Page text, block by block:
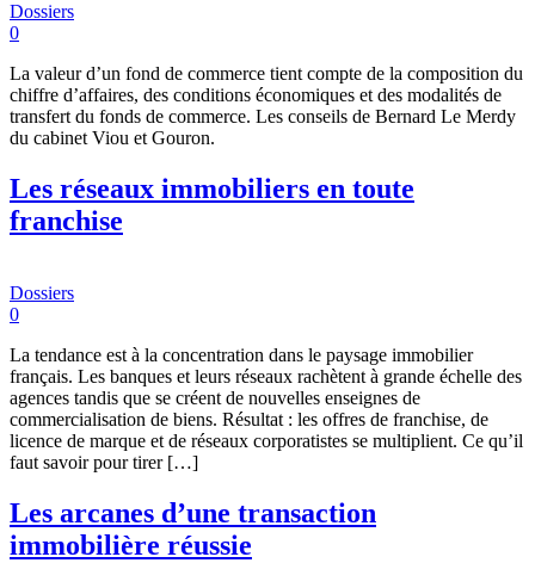
Dossiers
0
La valeur d’un fond de commerce tient compte de la composition du
chiffre d’affaires, des conditions économiques et des modalités de
transfert du fonds de commerce. Les conseils de Bernard Le Merdy
du cabinet Viou et Gouron.
Les réseaux immobiliers en toute
franchise
Dossiers
0
La tendance est à la concentration dans le paysage immobilier
français. Les banques et leurs réseaux rachètent à grande échelle des
agences tandis que se créent de nouvelles enseignes de
commercialisation de biens. Résultat : les offres de franchise, de
licence de marque et de réseaux corporatistes se multiplient. Ce qu’il
faut savoir pour tirer […]
Les arcanes d’une transaction
immobilière réussie